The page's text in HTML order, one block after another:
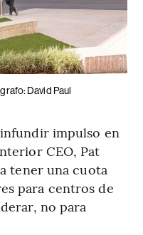
David Paul
impulso en
CEO, Pat
tener una cuota
para centros de
no para